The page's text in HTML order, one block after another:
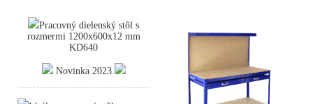
Pracovný dielenský stôl s
rozmermi 1200x600x12 mm
KD640
Novinka 2023